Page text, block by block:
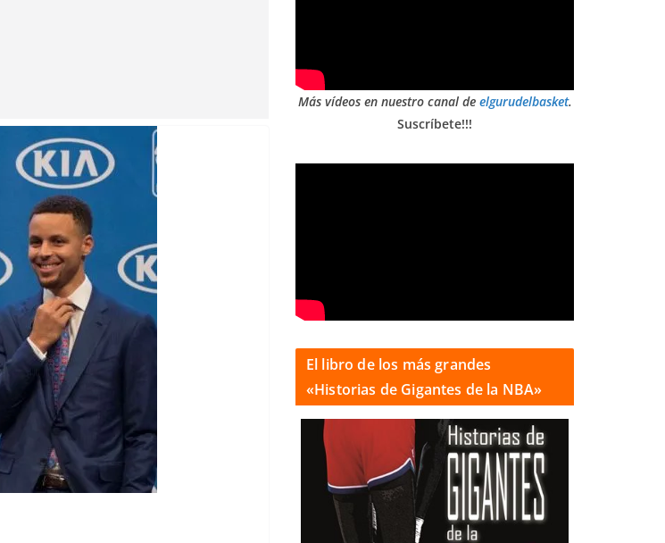
Más vídeos en nuestro canal de elgurudelbasket.
Suscríbete!!!
El libro de los más grandes
«Historias de Gigantes de la NBA»